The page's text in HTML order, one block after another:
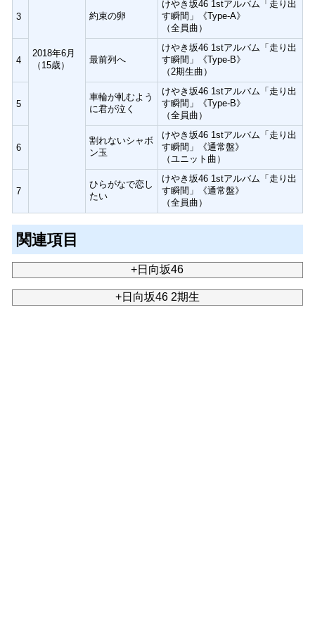
2018年6月
（15歳）
3 約束の卵
けやき坂46 1stアルバム「走り出
す瞬間」《Type-A》
（全員曲）
4 最前列へ
けやき坂46 1stアルバム「走り出
す瞬間」《Type-B》
（2期生曲）
5
車輪が軋むよう
に君が泣く
けやき坂46 1stアルバム「走り出
す瞬間」《Type-B》
（全員曲）
6
割れないシャボ
ン玉
けやき坂46 1stアルバム「走り出
す瞬間」《通常盤》
（ユニット曲）
7
ひらがなで恋し
たい
けやき坂46 1stアルバム「走り出
す瞬間」《通常盤》
（全員曲）
関連項目
+日向坂46
+日向坂46 2期生